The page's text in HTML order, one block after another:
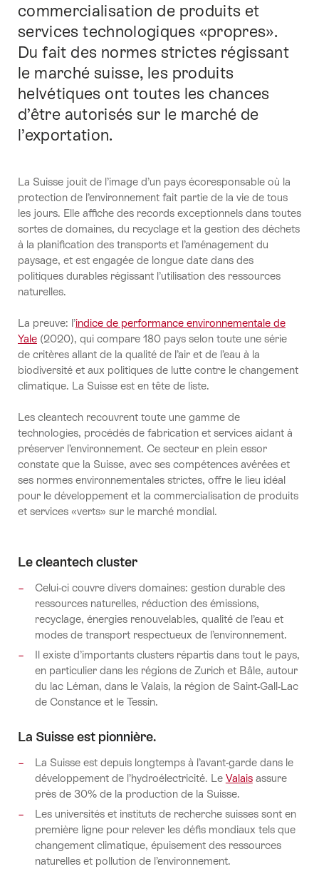
commercialisation de produits et
services technologiques «propres».
Du fait des normes strictes régissant
le marché suisse, les produits
helvétiques ont toutes les chances
d’être autorisés sur le marché de
l’exportation.
La Suisse jouit de l’image d’un pays écoresponsable où la
protection de l’environnement fait partie de la vie de tous
les jours. Elle affiche des records exceptionnels dans toutes
sortes de domaines, du recyclage et la gestion des déchets
à la planification des transports et l’aménagement du
paysage, et est engagée de longue date dans des
politiques durables régissant l’utilisation des ressources
naturelles.
La preuve: l’indice de performance environnementale de
Yale (2020), qui compare 180 pays selon toute une série
de critères allant de la qualité de l’air et de l’eau à la
biodiversité et aux politiques de lutte contre le changement
climatique. La Suisse est en tête de liste.
Les cleantech recouvrent toute une gamme de
technologies, procédés de fabrication et services aidant à
préserver l’environnement. Ce secteur en plein essor
constate que la Suisse, avec ses compétences avérées et
ses normes environnementales strictes, offre le lieu idéal
pour le développement et la commercialisation de produits
et services «verts» sur le marché mondial.
Le cleantech cluster
Celui-ci couvre divers domaines: gestion durable des
ressources naturelles, réduction des émissions,
recyclage, énergies renouvelables, qualité de l’eau et
modes de transport respectueux de l’environnement.
Il existe d’importants clusters répartis dans tout le pays,
en particulier dans les régions de Zurich et Bâle, autour
du lac Léman, dans le Valais, la région de Saint-Gall-Lac
de Constance et le Tessin.
La Suisse est pionnière.
La Suisse est depuis longtemps à l’avant-garde dans le
développement de l’hydroélectricité. Le Valaisassure
près de 30% de la production de la Suisse.
Les universités et instituts de recherche suisses sont en
première ligne pour relever les défis mondiaux tels que
changement climatique, épuisement des ressources
naturelles et pollution de l’environnement.